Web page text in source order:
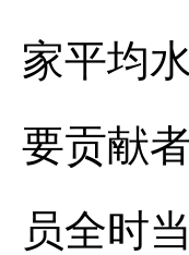
家平均
要贡献
员全时